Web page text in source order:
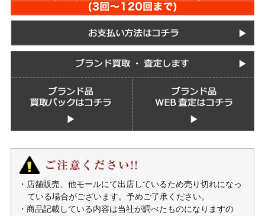
・店舗販売、他モールにて出店しているため売り切れになっ
ている場合がございます。予めご了承ください。
・商品記載している内容は当社が調べたものになりますの